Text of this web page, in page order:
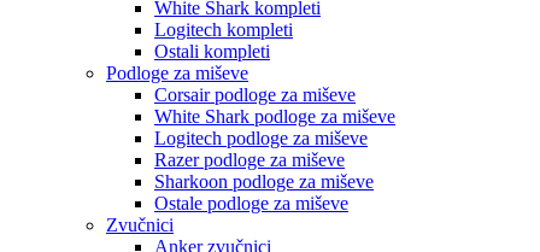
White Shark kompleti
Logitech kompleti
Ostali kompleti
Podloge za miševe
Corsair podloge za miševe
White Shark podloge za miševe
Logitech podloge za miševe
Razer podloge za miševe
Sharkoon podloge za miševe
Ostale podloge za miševe
Zvučnici
Anker zvučnici